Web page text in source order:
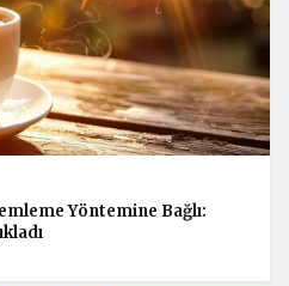
Yöntemine Bağlı: